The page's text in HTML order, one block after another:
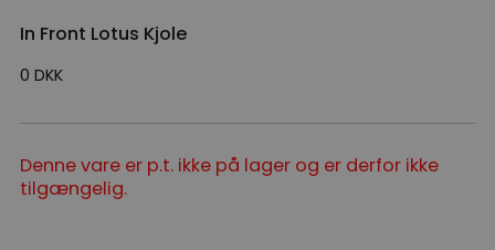
In Front Lotus Kjole
0 DKK
Denne vare er p.t. ikke på lager og er derfor ikke
tilgængelig.